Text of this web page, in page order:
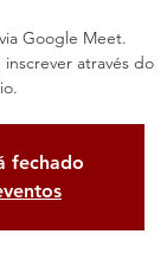
Google Meet.
através do
fechado